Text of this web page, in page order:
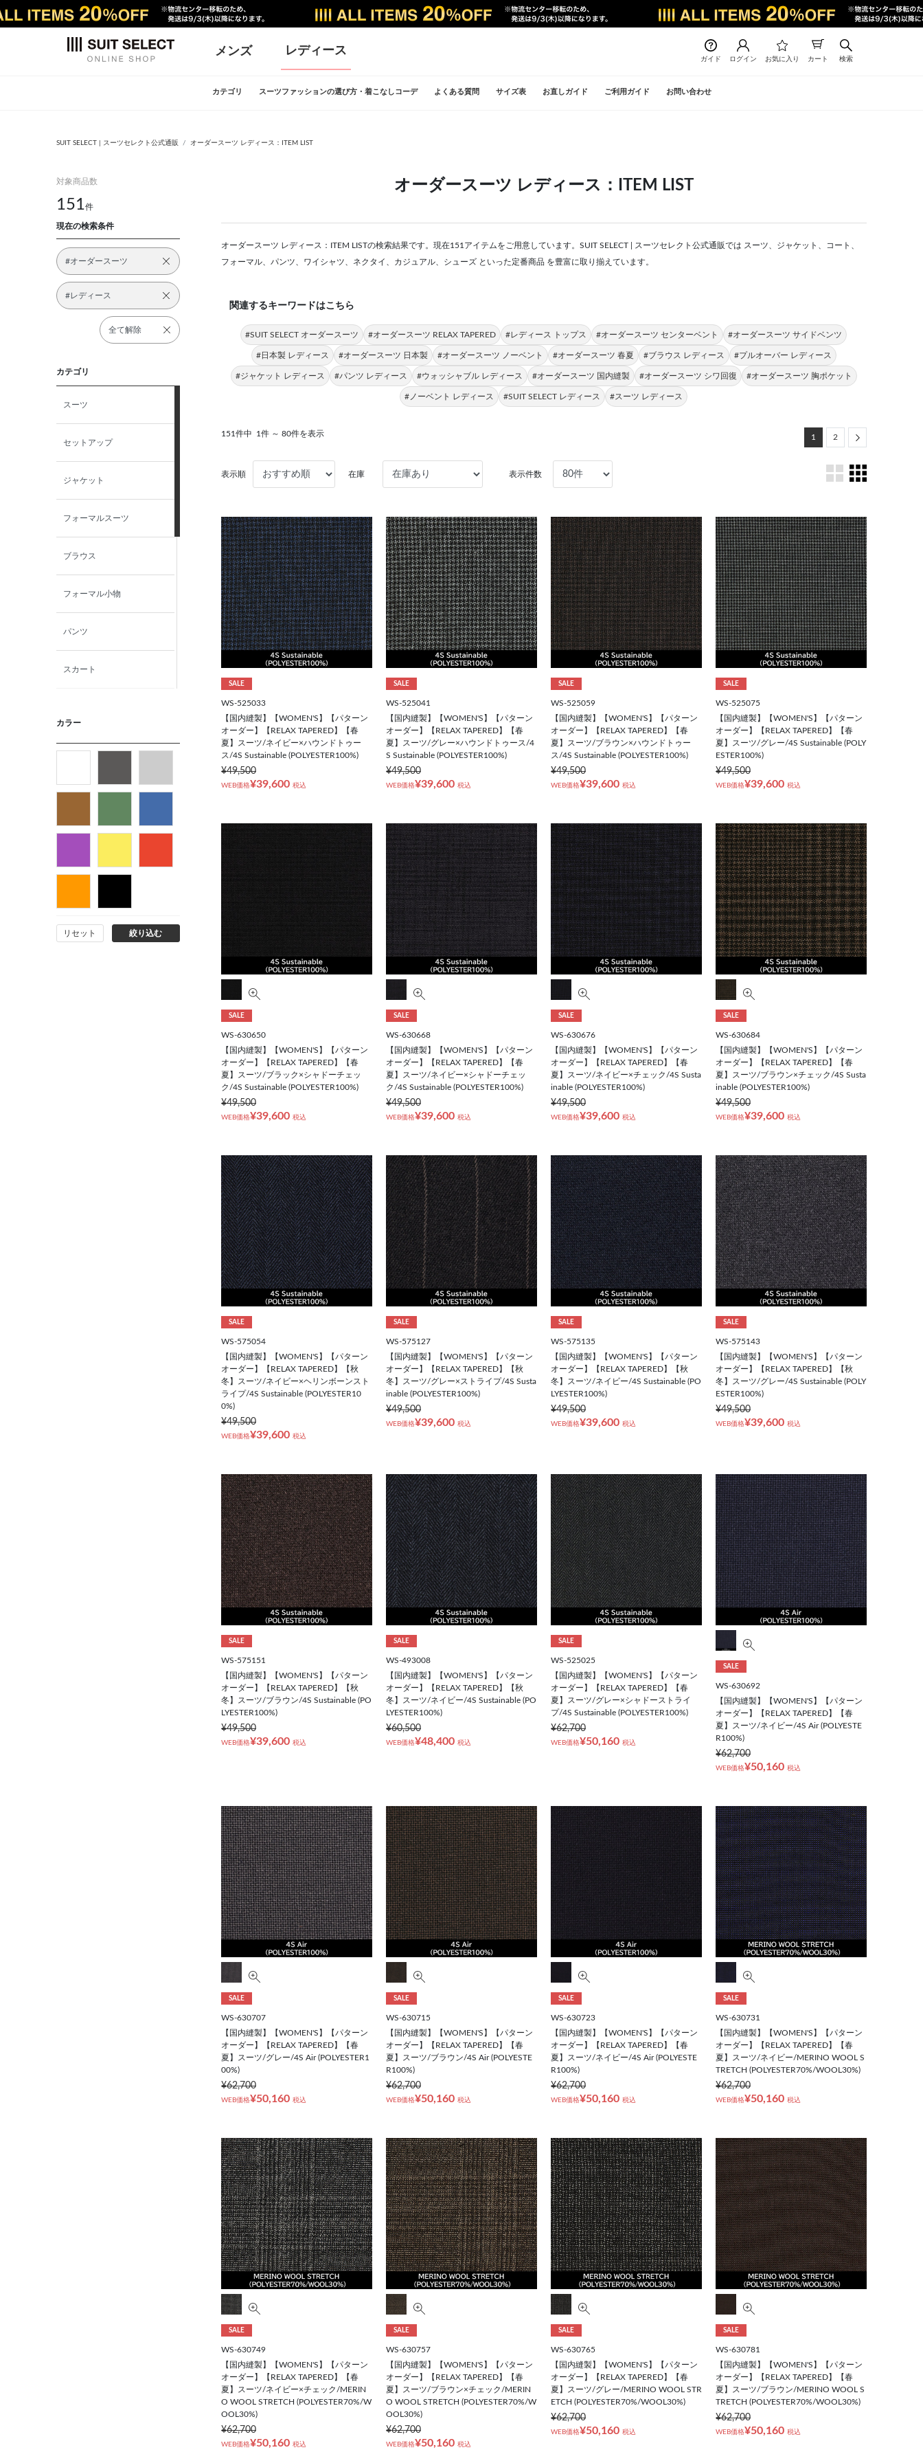
メンズ レディース
ガイド ログイン お気に入り カート 検索
カテゴリ スーツファッションの選び方・着こなしコーデ よくある質問 サイズ表 お直しガイド ご利用ガイド お問い合わせ
SUIT SELECT | スーツセレクト公式通販 オーダースーツ レディース：ITEM LIST
対象商品数
151件
現在の検索条件
#オーダースーツ
#レディース
全て解除
カテゴリ
スーツ
セットアップ
ジャケット
フォーマルスーツ
ブラウス
フォーマル小物
パンツ
スカート
シャツ
ベルト
コート
カラー
リセット 絞り込む
オーダースーツ レディース：ITEM LIST
オーダースーツ レディース：ITEM LISTの検索結果です。現在151アイテムをご用意しています。SUIT SELECT | スーツセレクト公式通販では スーツ、ジャケット、コート、
フォーマル、パンツ、ワイシャツ、ネクタイ、カジュアル、シューズ といった定番商品 を豊富に取り揃えています。
関連するキーワードはこちら
#SUIT SELECT オーダースーツ #オーダースーツ RELAX TAPERED #レディース トップス #オーダースーツ センターベント #オーダースーツ サイドベンツ
#日本製 レディース #オーダースーツ 日本製 #オーダースーツ ノーベント #オーダースーツ 春夏 #ブラウス レディース #プルオーバー レディース
#ジャケット レディース #パンツ レディース #ウォッシャブル レディース #オーダースーツ 国内縫製 #オーダースーツ シワ回復 #オーダースーツ 胸ポケット
#ノーベント レディース #SUIT SELECT レディース #スーツ レディース
151件中 1件 ～ 80件を表示 1 2 Next
表示順 在庫 表示件数
SALE
WS-525033
【国内縫製】【WOMEN'S】【パターン
オーダー】【RELAX TAPERED】【春
夏】スーツ/ネイビー×ハウンドトゥー
ス/4S Sustainable (POLYESTER100%)
¥49,500
WEB価格¥39,600 税込
SALE
WS-525041
【国内縫製】【WOMEN'S】【パターン
オーダー】【RELAX TAPERED】【春
夏】スーツ/グレー×ハウンドトゥース/4
S Sustainable (POLYESTER100%)
¥49,500
WEB価格¥39,600 税込
SALE
WS-525059
【国内縫製】【WOMEN'S】【パターン
オーダー】【RELAX TAPERED】【春
夏】スーツ/ブラウン×ハウンドトゥー
ス/4S Sustainable (POLYESTER100%)
¥49,500
WEB価格¥39,600 税込
SALE
WS-525075
【国内縫製】【WOMEN'S】【パターン
オーダー】【RELAX TAPERED】【春
夏】スーツ/グレー/4S Sustainable (POLY
ESTER100%)
¥49,500
WEB価格¥39,600 税込
SALE
WS-630650
【国内縫製】【WOMEN'S】【パターン
オーダー】【RELAX TAPERED】【春
夏】スーツ/ブラック×シャドーチェッ
ク/4S Sustainable (POLYESTER100%)
¥49,500
WEB価格¥39,600 税込
SALE
WS-630668
【国内縫製】【WOMEN'S】【パターン
オーダー】【RELAX TAPERED】【春
夏】スーツ/ネイビー×シャドーチェッ
ク/4S Sustainable (POLYESTER100%)
¥49,500
WEB価格¥39,600 税込
SALE
WS-630676
【国内縫製】【WOMEN'S】【パターン
オーダー】【RELAX TAPERED】【春
夏】スーツ/ネイビー×チェック/4S Susta
inable (POLYESTER100%)
¥49,500
WEB価格¥39,600 税込
SALE
WS-630684
【国内縫製】【WOMEN'S】【パターン
オーダー】【RELAX TAPERED】【春
夏】スーツ/ブラウン×チェック/4S Susta
inable (POLYESTER100%)
¥49,500
WEB価格¥39,600 税込
SALE
WS-575054
【国内縫製】【WOMEN'S】【パターン
オーダー】【RELAX TAPERED】【秋
冬】スーツ/ネイビー×ヘリンボーンスト
ライプ/4S Sustainable (POLYESTER10
0%)
¥49,500
WEB価格¥39,600 税込
SALE
WS-575127
【国内縫製】【WOMEN'S】【パターン
オーダー】【RELAX TAPERED】【秋
冬】スーツ/グレー×ストライプ/4S Susta
inable (POLYESTER100%)
¥49,500
WEB価格¥39,600 税込
SALE
WS-575135
【国内縫製】【WOMEN'S】【パターン
オーダー】【RELAX TAPERED】【秋
冬】スーツ/ネイビー/4S Sustainable (PO
LYESTER100%)
¥49,500
WEB価格¥39,600 税込
SALE
WS-575143
【国内縫製】【WOMEN'S】【パターン
オーダー】【RELAX TAPERED】【秋
冬】スーツ/グレー/4S Sustainable (POLY
ESTER100%)
¥49,500
WEB価格¥39,600 税込
SALE
WS-575151
【国内縫製】【WOMEN'S】【パターン
オーダー】【RELAX TAPERED】【秋
冬】スーツ/ブラウン/4S Sustainable (PO
LYESTER100%)
¥49,500
WEB価格¥39,600 税込
SALE
WS-493008
【国内縫製】【WOMEN'S】【パターン
オーダー】【RELAX TAPERED】【秋
冬】スーツ/ネイビー/4S Sustainable (PO
LYESTER100%)
¥60,500
WEB価格¥48,400 税込
SALE
WS-525025
【国内縫製】【WOMEN'S】【パターン
オーダー】【RELAX TAPERED】【春
夏】スーツ/グレー×シャドーストライ
プ/4S Sustainable (POLYESTER100%)
¥62,700
WEB価格¥50,160 税込
SALE
WS-630692
【国内縫製】【WOMEN'S】【パターン
オーダー】【RELAX TAPERED】【春
夏】スーツ/ネイビー/4S Air (POLYESTE
R100%)
¥62,700
WEB価格¥50,160 税込
SALE
WS-630707
【国内縫製】【WOMEN'S】【パターン
オーダー】【RELAX TAPERED】【春
夏】スーツ/グレー/4S Air (POLYESTER1
00%)
¥62,700
WEB価格¥50,160 税込
SALE
WS-630715
【国内縫製】【WOMEN'S】【パターン
オーダー】【RELAX TAPERED】【春
夏】スーツ/ブラウン/4S Air (POLYESTE
R100%)
¥62,700
WEB価格¥50,160 税込
SALE
WS-630723
【国内縫製】【WOMEN'S】【パターン
オーダー】【RELAX TAPERED】【春
夏】スーツ/ネイビー/4S Air (POLYESTE
R100%)
¥62,700
WEB価格¥50,160 税込
SALE
WS-630731
【国内縫製】【WOMEN'S】【パターン
オーダー】【RELAX TAPERED】【春
夏】スーツ/ネイビー/MERINO WOOL S
TRETCH (POLYESTER70%/WOOL30%)
¥62,700
WEB価格¥50,160 税込
SALE
WS-630749
【国内縫製】【WOMEN'S】【パターン
オーダー】【RELAX TAPERED】【春
夏】スーツ/ネイビー×チェック/MERIN
O WOOL STRETCH (POLYESTER70%/W
OOL30%)
¥62,700
WEB価格¥50,160 税込
SALE
WS-630757
【国内縫製】【WOMEN'S】【パターン
オーダー】【RELAX TAPERED】【春
夏】スーツ/ブラウン×チェック/MERIN
O WOOL STRETCH (POLYESTER70%/W
OOL30%)
¥62,700
WEB価格¥50,160 税込
SALE
WS-630765
【国内縫製】【WOMEN'S】【パターン
オーダー】【RELAX TAPERED】【春
夏】スーツ/グレー/MERINO WOOL STR
ETCH (POLYESTER70%/WOOL30%)
¥62,700
WEB価格¥50,160 税込
SALE
WS-630781
【国内縫製】【WOMEN'S】【パターン
オーダー】【RELAX TAPERED】【春
夏】スーツ/ブラウン/MERINO WOOL S
TRETCH (POLYESTER70%/WOOL30%)
¥62,700
WEB価格¥50,160 税込